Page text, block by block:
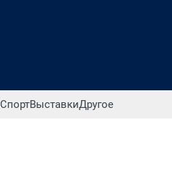
СпортВыставкиДругое